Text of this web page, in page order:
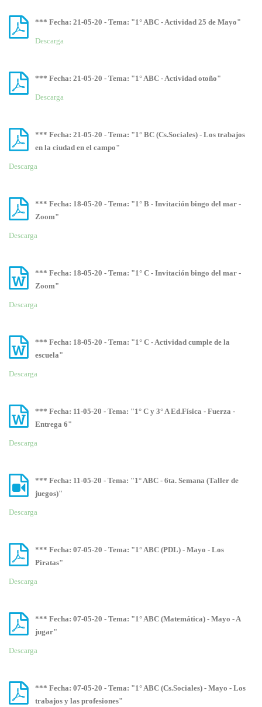
*** Fecha: 21-05-20 - Tema: "1° ABC - Actividad 25 de Mayo"
Descarga
*** Fecha: 21-05-20 - Tema: "1° ABC - Actividad otoño"
Descarga
*** Fecha: 21-05-20 - Tema: "1° BC (Cs.Sociales) - Los trabajos
en la ciudad en el campo"
Descarga
*** Fecha: 18-05-20 - Tema: "1° B - Invitación bingo del mar -
Zoom"
Descarga
*** Fecha: 18-05-20 - Tema: "1° C - Invitación bingo del mar -
Zoom"
Descarga
*** Fecha: 18-05-20 - Tema: "1° C - Actividad cumple de la
escuela"
Descarga
*** Fecha: 11-05-20 - Tema: "1° C y 3° A Ed.Física - Fuerza -
Entrega 6"
Descarga
*** Fecha: 11-05-20 - Tema: "1° ABC - 6ta. Semana (Taller de
juegos)"
Descarga
*** Fecha: 07-05-20 - Tema: "1° ABC (PDL) - Mayo - Los
Piratas"
Descarga
*** Fecha: 07-05-20 - Tema: "1° ABC (Matemática) - Mayo - A
jugar"
Descarga
*** Fecha: 07-05-20 - Tema: "1° ABC (Cs.Sociales) - Mayo - Los
trabajos y las profesiones"